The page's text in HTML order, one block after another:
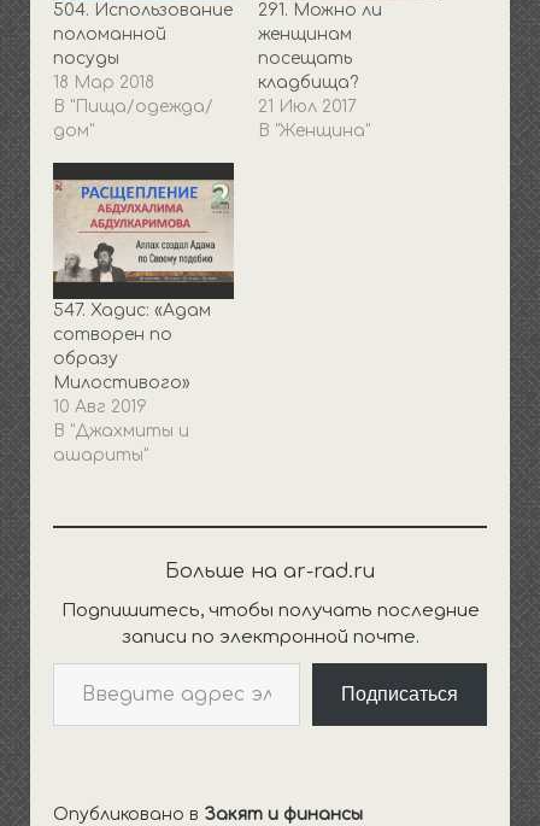
504. Использование
поломанной
посуды
18 Мар 2018
В "Пища/одежда/
дом"
291. Можно ли
женщинам
посещать
кладбища?
21 Июл 2017
В "Женщина"
547. Хадис: «Адам
сотворен по
образу
Милостивого»
10 Авг 2019
В "Джахмиты и
ашариты"
Больше на ar-rad.ru
Подпишитесь, чтобы получать последние
записи по электронной почте.
Введите адрес электронной почты…
Подписаться
Опубликовано в Закят и финансы